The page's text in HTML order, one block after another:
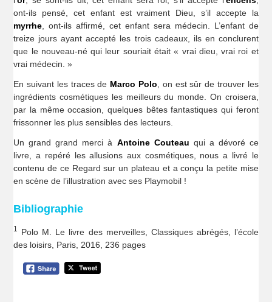
ont-ils pensé, cet enfant est vraiment Dieu, s’il accepte la
myrrhe , ont-ils affirmé, cet enfant sera médecin. L’enfant de
treize jours ayant accepté les trois cadeaux, ils en conclurent
que le nouveau-né qui leur souriait était « vrai dieu, vrai roi et
vrai médecin. »
En suivant les traces de Marco Polo , on est sûr de trouver les
ingrédients cosmétiques les meilleurs du monde. On croisera,
par la même occasion, quelques bêtes fantastiques qui feront
frissonner les plus sensibles des lecteurs.
Un grand grand merci à Antoine Couteau qui a dévoré ce
livre, a repéré les allusions aux cosmétiques, nous a livré le
contenu de ce Regard sur un plateau et a conçu la petite mise
en scène de l’illustration avec ses Playmobil !
Bibliographie
1
Polo M. Le livre des merveilles, Classiques abrégés, l’école
des loisirs, Paris, 2016, 236 pages